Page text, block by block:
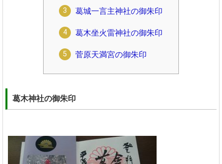
葛城一言主神社の御朱印
葛木坐火雷神社の御朱印
菅原天満宮の御朱印
葛木神社の御朱印